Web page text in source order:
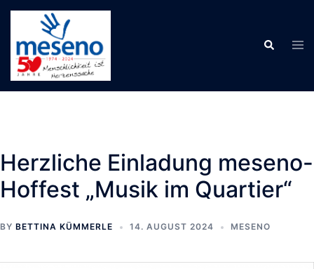
Skip
content
Search
Herzliche Einladung meseno-
Hoffest „Musik im Quartier“
BY BETTINA KÜMMERLE 14. AUGUST 2024 MESENO